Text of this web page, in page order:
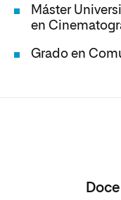
Máster
en
Grado en